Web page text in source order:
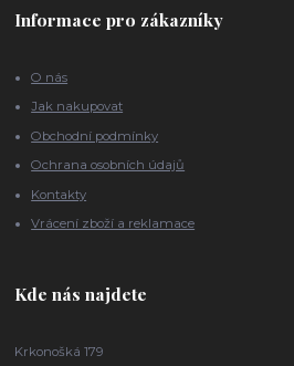
Informace pro zákazníky
O nás
Jak nakupovat
Obchodní podmínky
Ochrana osobních údajů
Kontakty
Vrácení zboží a reklamace
Kde nás najdete
Krkonošká 179